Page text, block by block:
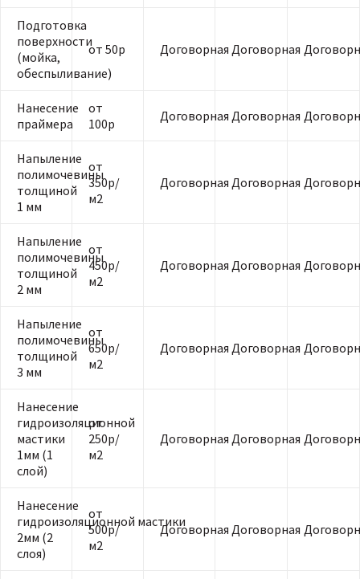
Подготовка
поверхности
(мойка,
обеспыливание)
от 50р Договорная Договорная
Нанесение
праймера
от
100р
Договорная Договорная
Напыление
полимочевины
толщиной
1 мм
от
350р/
м2
Договорная Договорная
Напыление
полимочевины
толщиной
2 мм
от
450р/
м2
Договорная Договорная
Напыление
полимочевины
толщиной
3 мм
от
650р/
м2
Договорная Договорная
Нанесение
гидроизоляционной
мастики
1мм (1
слой)
от
250р/
м2
Договорная Договорная
Нанесение
гидроизоляционной мастики
2мм (2
слоя)
от
500р/
м2
Договорная Договорная